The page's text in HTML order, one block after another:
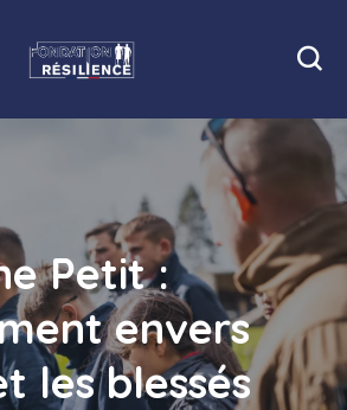
Petit :
envers
les blessés